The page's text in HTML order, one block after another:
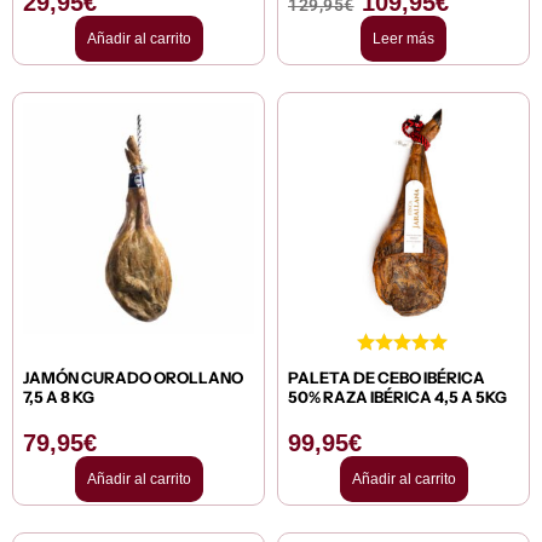
Añadir al carrito
129,95€
Leer más
JAMÓN CURADO OROLLANO
7,5 A 8 KG
79,95€
Añadir al carrito
PALETA DE CEBO IBÉRICA
50% RAZA IBÉRICA 4,5 A 5KG
99,95€
Añadir al carrito